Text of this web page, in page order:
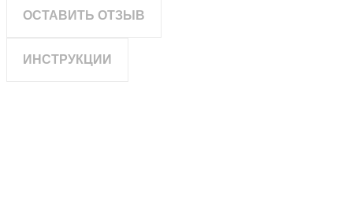
ОСТАВИТЬ ОТЗЫВ
ИНСТРУКЦИИ